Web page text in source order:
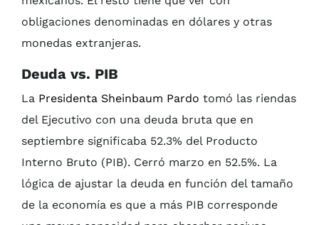
obligaciones denominadas en dólares y otras
monedas extranjeras.
Deuda vs. PIB
La Presidenta Sheinbaum Pardo tomó las riendas
del Ejecutivo con una deuda bruta que en
septiembre significaba 52.3% del Producto
Interno Bruto (PIB). Cerró marzo en 52.5%. La
lógica de ajustar la deuda en función del tamaño
de la economía es que a más PIB corresponde